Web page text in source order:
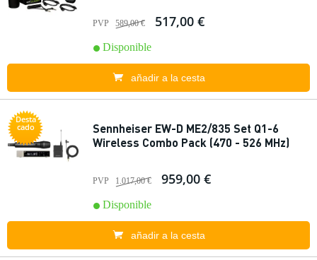
PVP 589,00 € 517,00 €
Disponible
añadir a la cesta
Desta
cado
Sennheiser EW-D ME2/835 Set Q1-6
Wireless Combo Pack (470 - 526 MHz)
PVP 1.017,00 € 959,00 €
Disponible
añadir a la cesta